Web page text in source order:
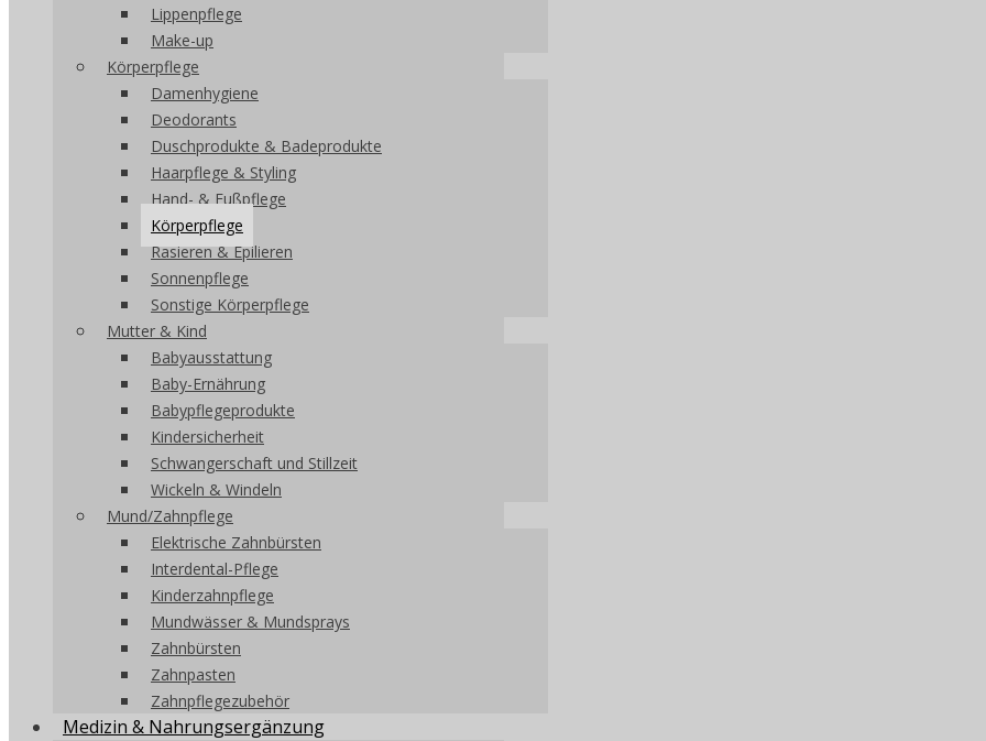
Lippenpflege
Make-up
Körperpflege
Damenhygiene
Deodorants
Duschprodukte & Badeprodukte
Haarpflege & Styling
Hand- & Fußpflege
Körperpflege
Rasieren & Epilieren
Sonnenpflege
Sonstige Körperpflege
Mutter & Kind
Babyausstattung
Baby-Ernährung
Babypflegeprodukte
Kindersicherheit
Schwangerschaft und Stillzeit
Wickeln & Windeln
Mund/Zahnpflege
Elektrische Zahnbürsten
Interdental-Pflege
Kinderzahnpflege
Mundwässer & Mundsprays
Zahnbürsten
Zahnpasten
Zahnpflegezubehör
Medizin & Nahrungsergänzung